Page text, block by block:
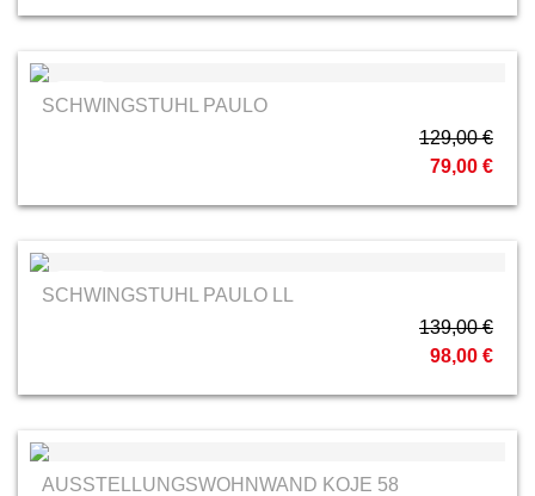
MCA
SCHWINGSTUHL PAULO
129,00 €
79,00 €
MCA
SCHWINGSTUHL PAULO LL
139,00 €
98,00 €
AUSSTELLUNGSWOHNWAND KOJE 58